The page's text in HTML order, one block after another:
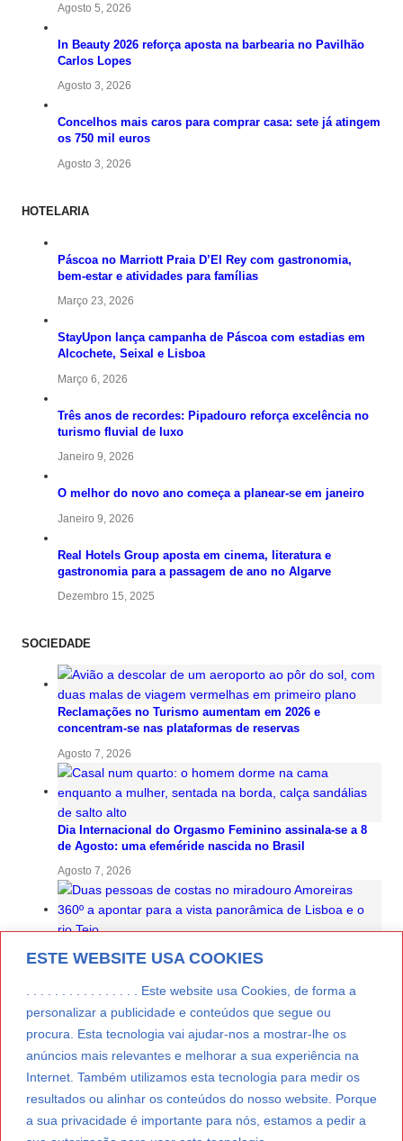
ESTE WEBSITE USA COOKIES
. . . . . . . . . . . . . . . . Este website usa Cookies, de forma a
personalizar a publicidade e conteúdos que segue ou
procura. Esta tecnologia vai ajudar-nos a mostrar-lhe os
anúncios mais relevantes e melhorar a sua experiência na
Internet. Também utilizamos esta tecnologia para medir os
resultados ou alinhar os conteúdos do nosso website. Porque
a sua privacidade é importante para nós, estamos a pedir a
Agosto 5, 2026
In Beauty 2026 reforça aposta na barbearia no Pavilhão
Carlos Lopes
Agosto 3, 2026
Concelhos mais caros para comprar casa: sete já atingem
os 750 mil euros
Agosto 3, 2026
HOTELARIA
Páscoa no Marriott Praia D’El Rey com gastronomia,
bem-estar e atividades para famílias
Março 23, 2026
StayUpon lança campanha de Páscoa com estadias em
Alcochete, Seixal e Lisboa
Março 6, 2026
Três anos de recordes: Pipadouro reforça excelência no
turismo fluvial de luxo
Janeiro 9, 2026
O melhor do novo ano começa a planear-se em janeiro
Janeiro 9, 2026
Real Hotels Group aposta em cinema, literatura e
gastronomia para a passagem de ano no Algarve
Dezembro 15, 2025
SOCIEDADE
Reclamações no Turismo aumentam em 2026 e
concentram-se nas plataformas de reservas
Agosto 7, 2026
Dia Internacional do Orgasmo Feminino assinala-se a 8
de Agosto: uma efeméride nascida no Brasil
Agosto 7, 2026
óculos certificados para observação em Lisboa
Lua Afonso vence prémio internacional de liderança em
engenharia espacial nos EUA
Agosto 7, 2026